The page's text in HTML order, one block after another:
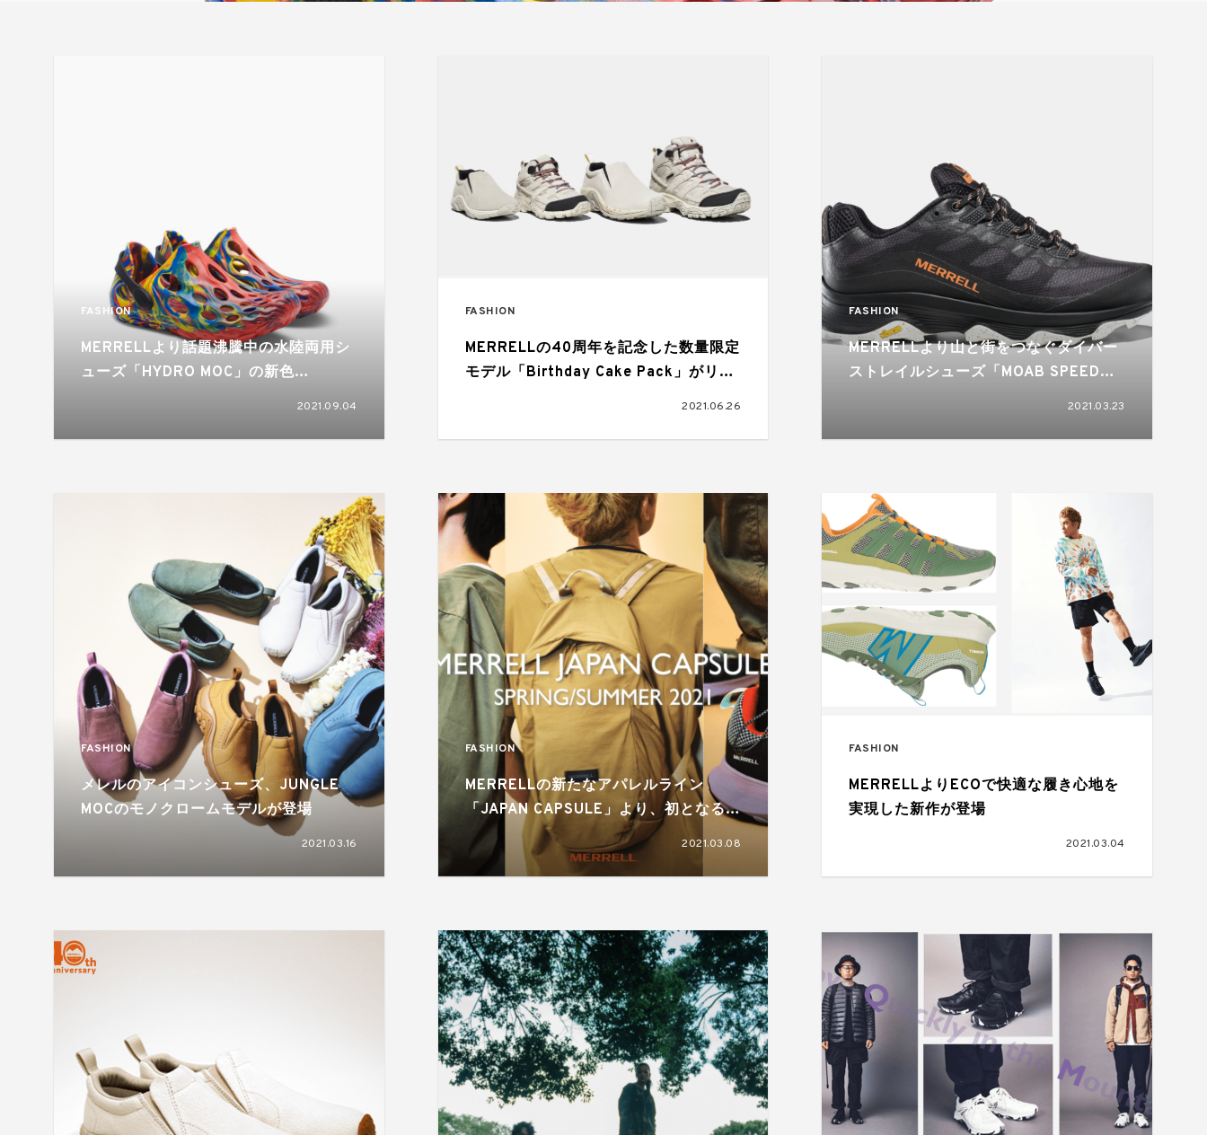
FASHION
MERRELLより話題沸騰中の水陸両用シ
ューズ「HYDRO MOC」の新色
2021.09.04
FASHION
MERRELLの40周年を記念した数量限定
モデル「Birthday Cake Pack」がリリ
2021.06.26
FASHION
MERRELLより山と街をつなぐダイバー
ストレイルシューズ「MOAB SPEED
2021.03.23
FASHION
メレルのアイコンシューズ、JUNGLE
MOCのモノクロームモデルが登場
2021.03.16
FASHION
MERRELLの新たなアパレルライン
「JAPAN CAPSULE」より、初となる春
夏コレクションが登場
2021.03.08
FASHION
MERRELLよりECOで快適な履き心地を
実現した新作が登場
2021.03.04